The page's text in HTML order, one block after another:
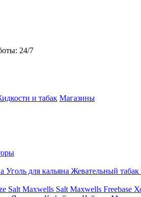
24/7
и табак Магазины
Уголь для кальяна Жевательный табак
Salt Maxwells Salt Maxwells Freebase